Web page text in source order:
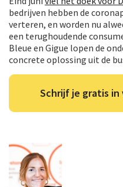
bedrijven hebben de
verteren, en worden nu
een terughoudende
Bleue en Gigue lopen de
concrete oplossing uit de
Schrijf je gratis